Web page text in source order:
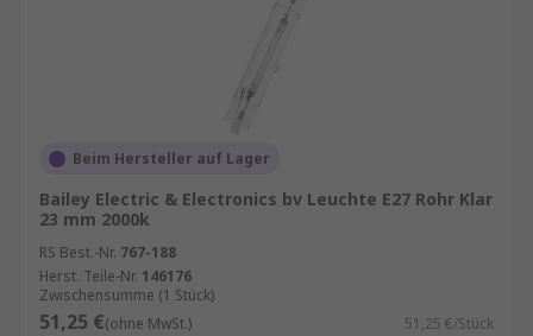
Beim Hersteller auf Lager
Bailey Electric & Electronics bv Leuchte E27 Rohr Klar
23 mm 2000k
RS Best.-Nr. 767-188
Herst. Teile-Nr. 146176
Zwischensumme (1 Stück)
51,25 €(ohne MwSt.) 51,25 €/Stück